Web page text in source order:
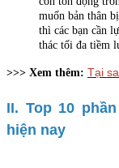
muốn bản thân
thì các bạn cần
thác tối đa tiềm
>>> Xem thêm: Tại
II. Top 10
hiện nay